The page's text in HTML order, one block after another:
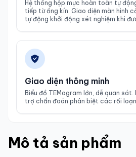
Hệ thống hộp mực hoàn toàn tự
tiếp từ ống kín. Giao diện màn hình
tự động khởi động xét nghiệm khi
Giao diện thông minh
Biểu đồ TEMogram lớn, dễ quan
trợ chẩn đoán phân biệt các rối
Mô tả sản phẩm